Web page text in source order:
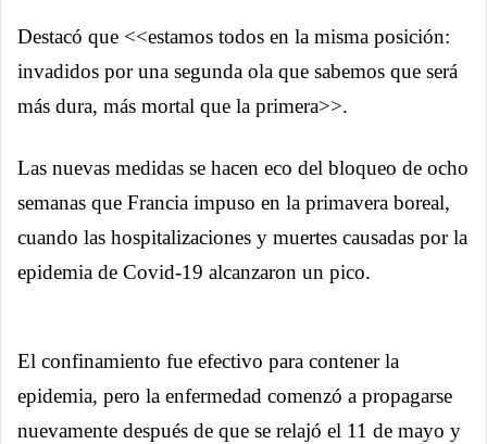
Destacó que <<estamos todos en la misma posición:
invadidos por una segunda ola que sabemos que será
más dura, más mortal que la primera>>.
Las nuevas medidas se hacen eco del bloqueo de ocho
semanas que Francia impuso en la primavera boreal,
cuando las hospitalizaciones y muertes causadas por la
epidemia de Covid-19 alcanzaron un pico.
El confinamiento fue efectivo para contener la
epidemia, pero la enfermedad comenzó a propagarse
nuevamente después de que se relajó el 11 de mayo y